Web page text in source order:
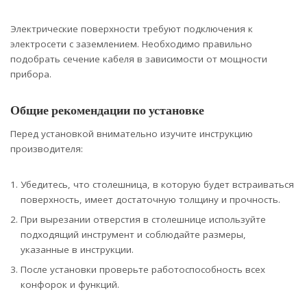
Электрические поверхности требуют подключения к
электросети с заземлением. Необходимо правильно
подобрать сечение кабеля в зависимости от мощности
прибора.
Общие рекомендации по установке
Перед установкой внимательно изучите инструкцию
производителя:
Убедитесь, что столешница, в которую будет встраиваться
поверхность, имеет достаточную толщину и прочность.
При вырезании отверстия в столешнице используйте
подходящий инструмент и соблюдайте размеры,
указанные в инструкции.
После установки проверьте работоспособность всех
конфорок и функций.